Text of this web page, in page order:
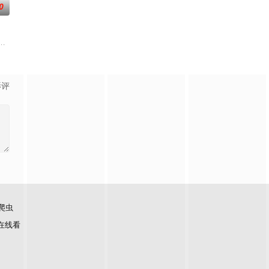
玩家进入全封闭的未知密室，根据线索进行推理解密，开
一一档以报道娱乐动态、解读文化现象、重温经典作品为内容的专题栏目
一档全民榜样健身节目。从2010年开始，《男生女生向前冲》已经连续播
虫
线看